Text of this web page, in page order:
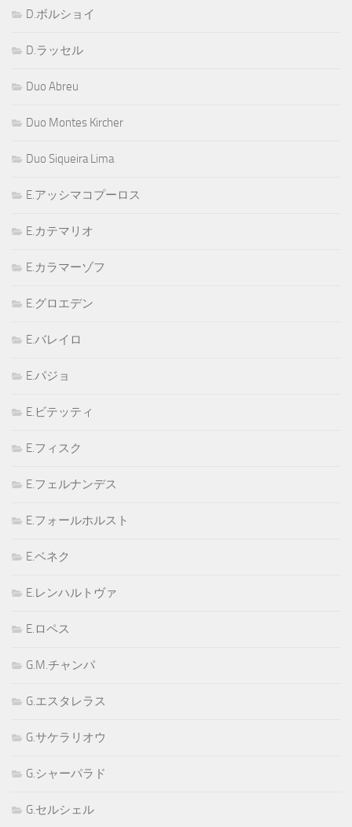
D.ボルショイ
D.ラッセル
Duo Abreu
Duo Montes Kircher
Duo Siqueira Lima
E.アッシマコプーロス
E.カテマリオ
E.カラマーゾフ
E.グロエデン
E.バレイロ
E.パジョ
E.ビテッティ
E.フィスク
E.フェルナンデス
E.フォールホルスト
E.ベネク
E.レンハルトヴァ
E.ロペス
G.M.チャンパ
G.エスタレラス
G.サケラリオウ
G.シャーパラド
G.セルシェル